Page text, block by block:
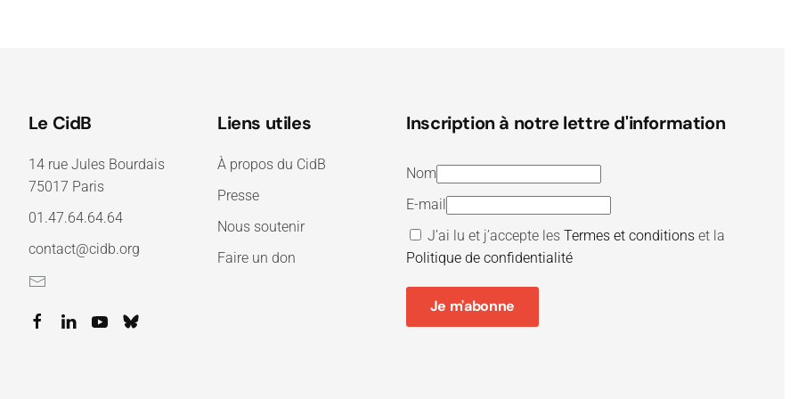
Le CidB
14 rue Jules Bourdais
75017 Paris
01.47.64.64.64
contact@cidb.org
Liens utiles
À propos du CidB
Presse
Nous soutenir
Faire un don
Inscription à notre lettre d'information
Nom
E-mail
J’ai lu et j’accepte lesTermes et conditions et la
Politique de confidentialité
Je m'abonne